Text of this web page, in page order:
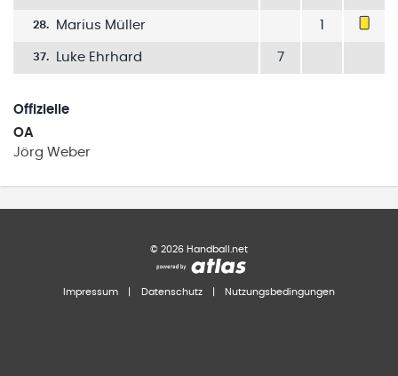
28. Marius Müller
37. Luke Ehrhard 7
Offizielle
OA
Jörg Weber
© 2026 Handball.net
Impressum Datenschutz Nutzungsbedingungen